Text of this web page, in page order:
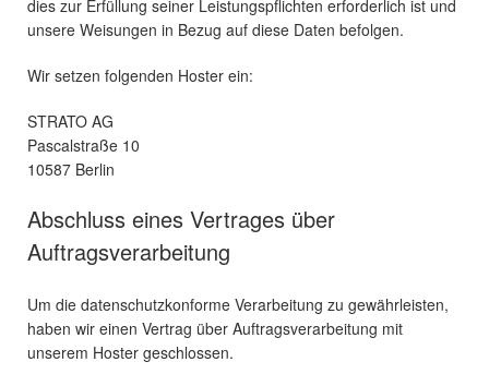
dies zur Erfüllung seiner Leistungspflichten erforderlich ist und
unsere Weisungen in Bezug auf diese Daten befolgen.
Wir setzen folgenden Hoster ein:
STRATO AG
Pascalstraße 10
10587 Berlin
Abschluss eines Vertrages über
Auftragsverarbeitung
Um die datenschutzkonforme Verarbeitung zu gewährleisten,
haben wir einen Vertrag über Auftragsverarbeitung mit
unserem Hoster geschlossen.